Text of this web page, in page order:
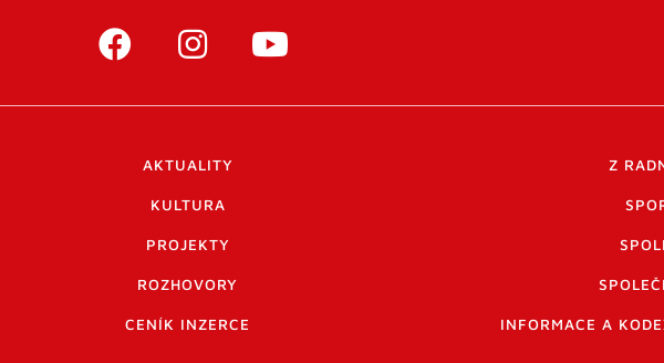
AKTUALITY Z
KULTURA
PROJEKTY
ROZHOVORY
CENÍK INZERCE INFORMACE A